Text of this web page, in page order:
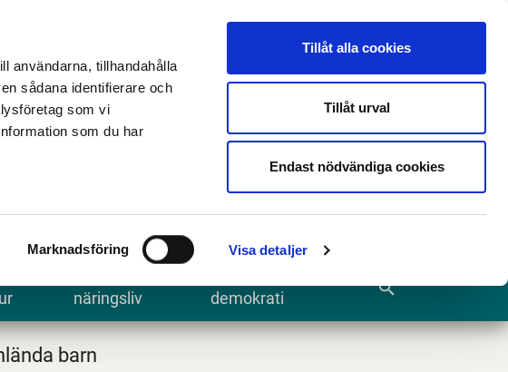
användarna, tillhandahålla
sådana identifierare och
som vi
som du har
Marknadsföring Visa detaljer
Tillåt alla cookies
Tillåt urval
Endast nödvändiga cookies
E-tjänster och blanketter Translate
Sök
näringsliv
demokrati
search
barn